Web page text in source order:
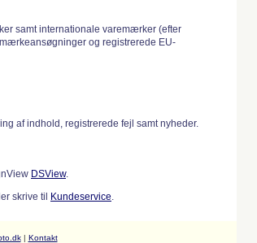
samt internationale varemærker (efter
og registrerede EU-
af indhold, registrerede fejl samt nyheder.
DSView.
skrive til
Kundeservice.
| Kontakt